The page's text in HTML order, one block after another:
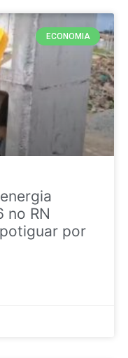
ECONOMIA
no RN
por